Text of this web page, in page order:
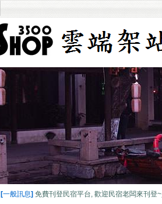
讓人產生疑慮的客戶？公司企業形象官
[一般訊息]免費刊登民宿平台, 歡迎民宿老闆來刊登
煥采企業-藝人潘慧如愛好見證
[客戶見證]
CCK SHOP軍用禮品-媒體報導
[客戶見證]
讓人產生疑慮的客戶？公司企業形象官
[一般訊息] 免費刊登民宿平台, 歡迎民宿老闆來刊登